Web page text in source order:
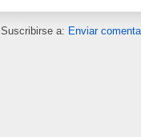
Suscribirse a: Enviar